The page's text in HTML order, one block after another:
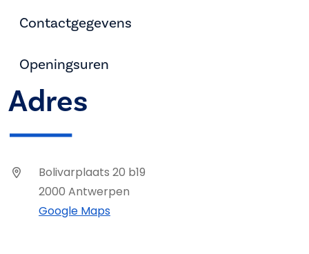
Contactgegevens
Openingsuren
Adres
Bolivarplaats 20 b19
2000 Antwerpen
Google Maps